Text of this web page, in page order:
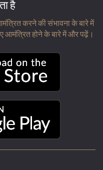
है
करने की संभावना के बारे में
आमंत्रित होने के बारे में और पढ़ें।